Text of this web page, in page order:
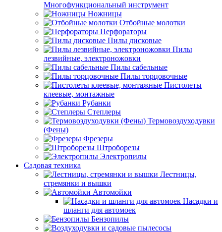
Многофункциональный инструмент
Ножницы
Отбойные молотки
Перфораторы
Пилы дисковые
Пилы
лезвийные, электроножовки
Пилы сабельные
Пилы торцовочные
Пистолеты
клеевые, монтажные
Рубанки
Степлеры
Термовоздуходувки
(Фены)
Фрезеры
Штроборезы
Электропилы
Садовая техника
Лестницы,
стремянки и вышки
Автомойки
Насадки и
шланги для автомоек
Бензопилы